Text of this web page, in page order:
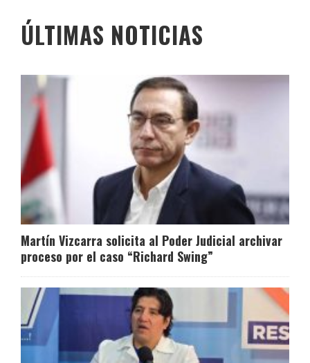
ÚLTIMAS NOTICIAS
Martín Vizcarra solicita al Poder Judicial archivar
proceso por el caso “Richard Swing”